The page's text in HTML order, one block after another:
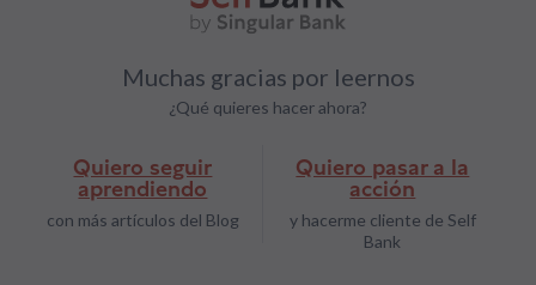
Muchas gracias por leernos
¿Qué quieres hacer ahora?
Quiero seguir
aprendiendo
con más artículos del Blog
Quiero pasar a la
acción
y hacerme cliente de Self
Bank